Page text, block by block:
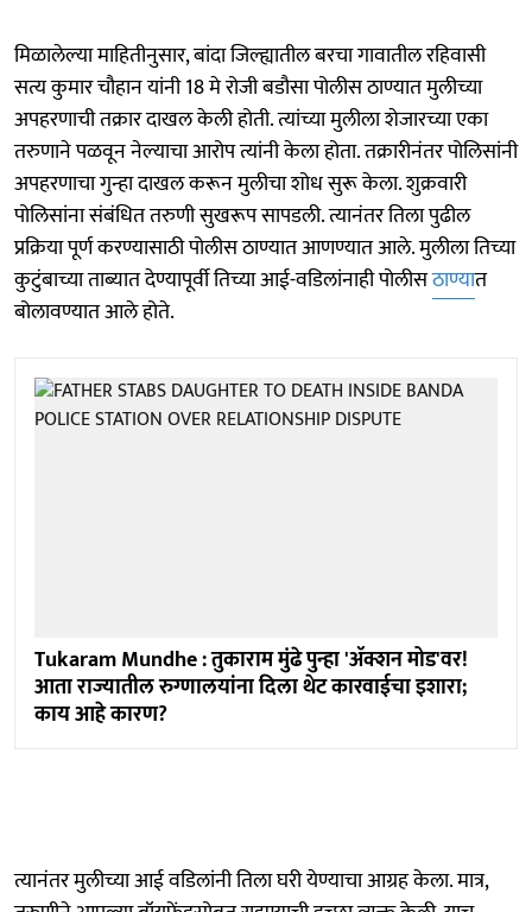
मिळालेल्या माहितीनुसार, बांदा जिल्ह्यातील बरचा गावातील रहिवासी
सत्य कुमार चौहान यांनी 18 मे रोजी बडौसा पोलीस ठाण्यात मुलीच्या
अपहरणाची तक्रार दाखल केली होती. त्यांच्या मुलीला शेजारच्या एका
तरुणाने पळवून नेल्याचा आरोप त्यांनी केला होता. तक्रारीनंतर पोलिसांनी
अपहरणाचा गुन्हा दाखल करून मुलीचा शोध सुरू केला. शुक्रवारी
पोलिसांना संबंधित तरुणी सुखरूप सापडली. त्यानंतर तिला पुढील
प्रक्रिया पूर्ण करण्यासाठी पोलीस ठाण्यात आणण्यात आले. मुलीला तिच्या
कुटुंबाच्या ताब्यात देण्यापूर्वी तिच्या आई-वडिलांनाही पोलीसठाण्यात
बोलावण्यात आले होते.
Tukaram Mundhe : तुकाराम मुंढे पुन्हा 'ॲक्शन मोड'वर!
आता राज्यातील रुग्णालयांना दिला थेट कारवाईचा इशारा;
काय आहे कारण?
त्यानंतर मुलीच्या आई वडिलांनी तिला घरी येण्याचा आग्रह केला. मात्र,